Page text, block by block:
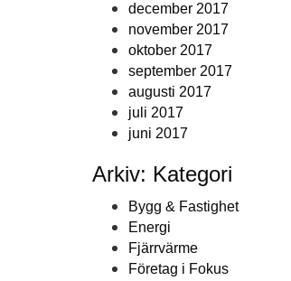
december 2017
november 2017
oktober 2017
september 2017
augusti 2017
juli 2017
juni 2017
Arkiv: Kategori
Bygg & Fastighet
Energi
Fjärrvärme
Företag i Fokus